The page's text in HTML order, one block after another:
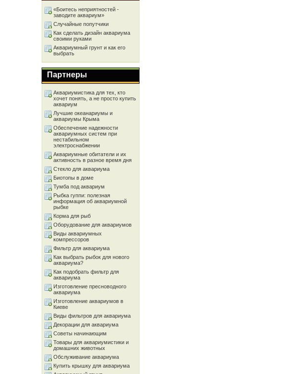
«Боитесь неприятностей -
заводите аквариум»
Случайные попутчики
Как сделать дизайн аквариума
своими руками
Аквариумный грунт и как его
выбрать
Партнеры
Аквариумистика для тех, кто
хочет понять, а не просто купить
аквариум
Лучшие океанариумы и
аквариумы Крыма
Обеспечение надежности
аквариумных систем при
нестабильном
электроснабжении
Аквариумные обитатели и их
активность в разное время дня
Стекло для аквариума
Биотопы в доме
Тумба под аквариум
Рыбка гуппи: полезная
информация об аквариумной
рыбке
Корма для рыб
Оборудование для аквариумов
Виды аквариумных
компрессоров
Фильтр для аквариума
Как выбрать рыбок для нового
аквариума?
Как подобрать фильтр для
аквариума
Изготовление пресноводного
аквариума
Изготовление аквариумов в
Киеве
Виды фильтров для аквариума
Декорации для аквариума
Советы начинающим
Товары для аквариумистики и
домашних животных
Обслуживание аквариума
Купить крышку для аквариума